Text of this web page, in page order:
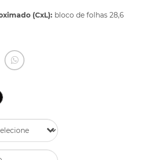
(CxL): bloco de folhas 28,6